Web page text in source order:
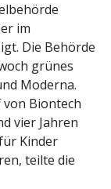
im
Die Behörde
grünes
Moderna.
Biontech
vier Jahren
Kinder
teilte die